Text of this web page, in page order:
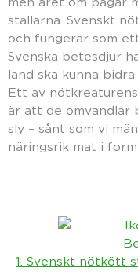
stallarna. Svenskt
och fungerar som
Svenska betesdjur
land ska kunna
Ett av
är att de omvandlar
sly – sånt som vi
näringsrik mat i
1. Svenskt nötkött